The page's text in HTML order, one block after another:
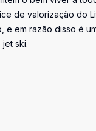
de valorização do
e em razão disso é
ski.